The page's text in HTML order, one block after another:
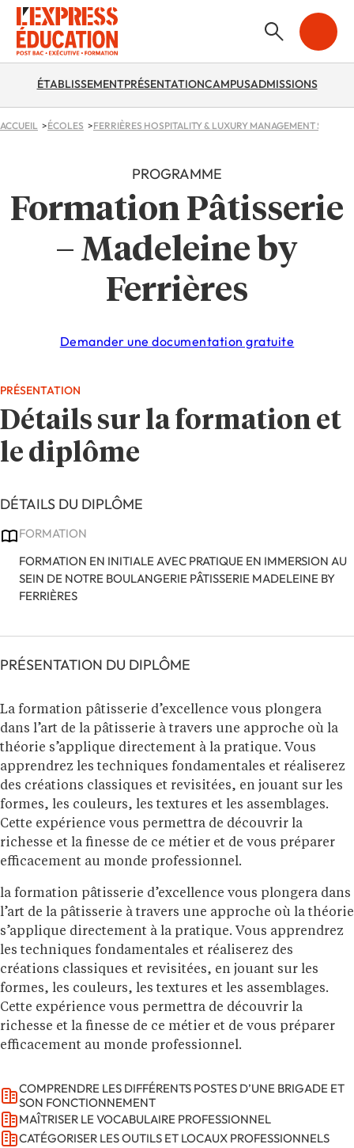
ÉTABLISSEMENTPRÉSENTATIONCAMPUSADMISSIONS
ACCUEIL ÉCOLES FERRIÈRES HOSPITALITY & LUXURY MANAGEMENT
PROGRAMME
Formation Pâtisserie
– Madeleine by
Ferrières
Demander une documentation gratuite
PRÉSENTATION
Détails sur la formation et
le diplôme
DÉTAILS DU DIPLÔME
FORMATION
FORMATION EN INITIALE AVEC PRATIQUE EN IMMERSION AU
SEIN DE NOTRE BOULANGERIE PÂTISSERIE MADELEINE BY
FERRIÈRES
PRÉSENTATION DU DIPLÔME
La formation pâtisserie d’excellence vous plongera
dans l’art de la pâtisserie à travers une approche où la
théorie s’applique directement à la pratique. Vous
apprendrez les techniques fondamentales et réaliserez
des créations classiques et revisitées, en jouant sur les
formes, les couleurs, les textures et les assemblages.
Cette expérience vous permettra de découvrir la
richesse et la finesse de ce métier et de vous préparer
efficacement au monde professionnel.
la formation pâtisserie d’excellence vous plongera dans
l’art de la pâtisserie à travers une approche où la théorie
s’applique directement à la pratique. Vous apprendrez
les techniques fondamentales et réaliserez des
créations classiques et revisitées, en jouant sur les
formes, les couleurs, les textures et les assemblages.
Cette expérience vous permettra de découvrir la
richesse et la finesse de ce métier et de vous préparer
efficacement au monde professionnel.
COMPRENDRE LES DIFFÉRENTS POSTES D’UNE BRIGADE ET
SON FONCTIONNEMENT
MAÎTRISER LE VOCABULAIRE PROFESSIONNEL
CATÉGORISER LES OUTILS ET LOCAUX PROFESSIONNELS